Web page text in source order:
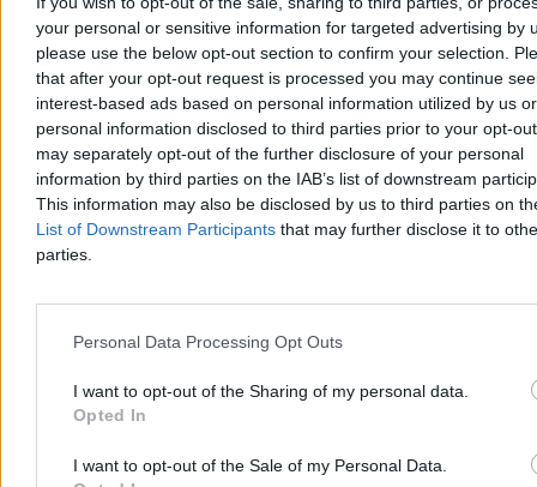
your personal or sensitive information for targeted advertising by
please use the below opt-out section to confirm your selection.
that after your opt-out request is processed you may continue
interest-based ads based on personal information utilized by us or
personal information disclosed to third parties prior to your opt-
may separately opt-out of the further disclosure of your personal
information by third parties on the IAB’s list of downstream
This information may also be disclosed by us to third parties on
List of Downstream Participants that may further disclose it to
parties.
Personal Data Processing Opt Outs
I want to opt-out of the Sharing of my personal data.
Opted In
I want to opt-out of the Sale of my Personal Data.
Agnieszka Waś-Turecka
Dzisiaj 08:36
4 min
Reklama
Kraj